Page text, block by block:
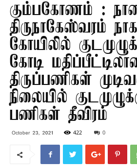
கும்பகோணம் :
திருநாகேஸ்வரம்
கோயிலில்
கோடி
திருப்பணிகள்
நிலையில்
பணிகள் தீவிரம்
October 23, 2021 422 0